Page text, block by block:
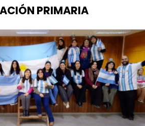
PRIMARIA